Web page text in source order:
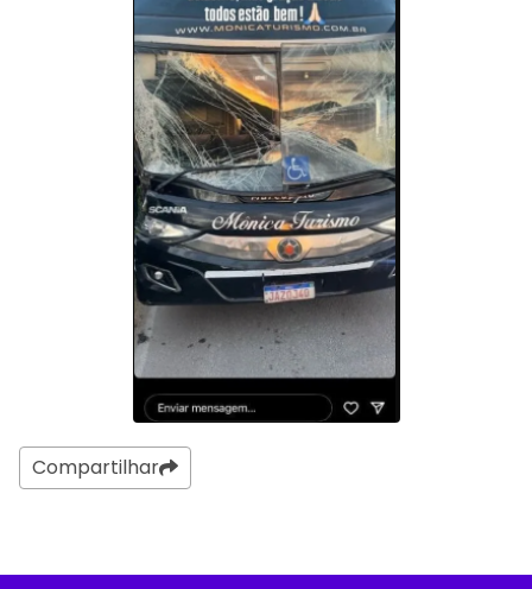
Compartilhar